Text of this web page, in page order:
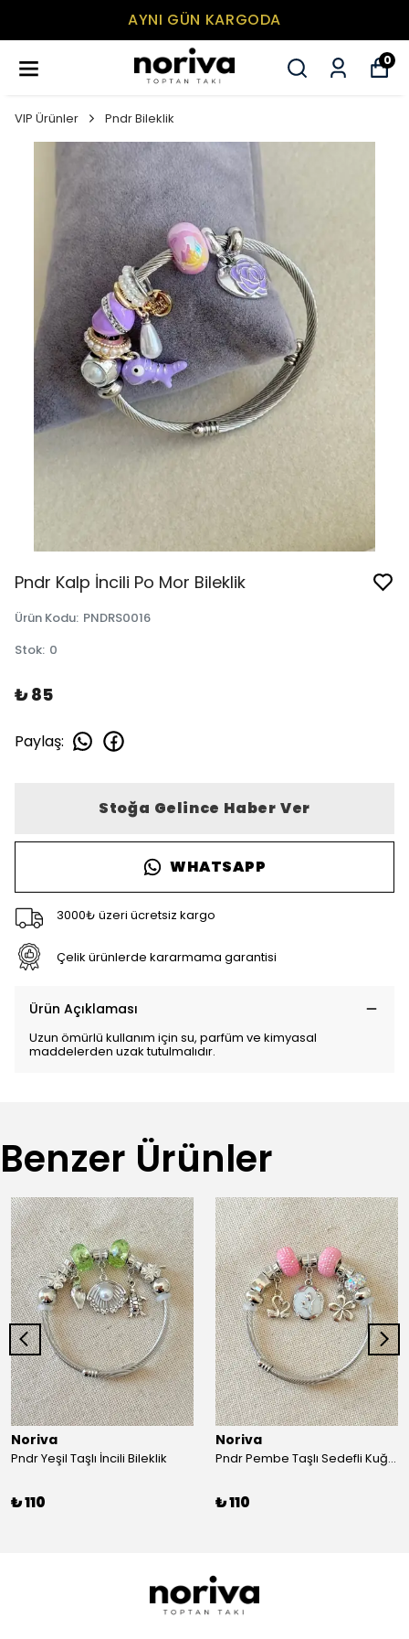
AYNI GÜN KARGODA
0
VIP Ürünler Pndr Bileklik
Pndr Kalp İncili Po Mor Bileklik
Ürün Kodu: PNDRS0016
Stok: 0
₺ 85
Paylaş:
Stoğa Gelince Haber Ver
WHATSAPP
3000₺ üzeri ücretsiz kargo
Çelik ürünlerde kararmama garantisi
Ürün Açıklaması
Uzun ömürlü kullanım için su, parfüm ve kimyasal
maddelerden uzak tutulmalıdır.
Benzer Ürünler
Noriva
Pndr Yeşil Taşlı İncili Bileklik
₺ 110
Noriva
Pndr Pembe Taşlı Sedefli Kuğu Bileklik
₺ 110